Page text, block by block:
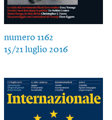
numero 1162
15/21 luglio 2016